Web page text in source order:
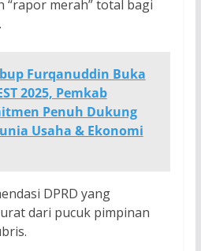
“rapor merah” total bagi
Furqanuddin Buka
2025, Pemkab
Penuh Dukung
Usaha & Ekonomi
DPRD yang
dari pucuk pimpinan